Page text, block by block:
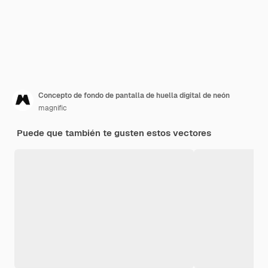
Concepto de fondo de pantalla de huella digital de neón
magnific
Puede que también te gusten estos vectores